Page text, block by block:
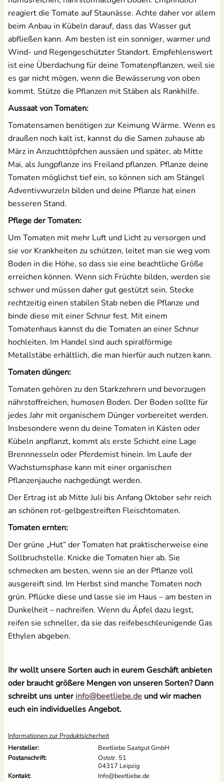
reagiert die Tomate auf Staunässe. Achte daher vor allem
beim Anbau in Kübeln darauf, dass das Wasser gut
abfließen kann. Am besten ist ein sonniger, warmer und
Wind- und Regengeschützter Standort. Empfehlenswert
ist eine Überdachung für deine Tomatenpflanzen, weil sie
es gar nicht mögen, wenn die Bewässerung von oben
kommt. Stütze die Pflanzen mit Stäben als Rankhilfe.
Aussaat von Tomaten:
Tomatensamen benötigen zur Keimung Wärme. Wenn es
draußen noch kalt ist, kannst du die Samen zuhause ab
März in Anzuchttöpfchen aussäen und später, ab Mitte
Mai, als Jungpflanze ins Freiland pflanzen. Pflanze deine
Tomaten möglichst tief ein, so können sich am Stängel
Adventivwurzeln bilden und deine Pflanze hat einen
besseren Stand.
Pflege der Tomaten:
Um Tomaten mit mehr Luft und Licht zu versorgen und
sie vor Krankheiten zu schützen, leitet man sie weg vom
Boden in die Höhe, so dass sie eine beachtliche Größe
erreichen können. Wenn sich Früchte bilden, werden sie
schwer und müssen daher gut gestützt sein. Stecke
rechtzeitig einen stabilen Stab neben die Pflanze und
binde diese mit einer Schnur fest. Mit einem
Tomatenhaus kannst du die Tomaten an einer Schnur
hochleiten. Im Handel sind auch spiralförmige
Metallstäbe erhältlich, die man hierfür auch nutzen kann.
Tomaten düngen:
Tomaten gehören zu den Starkzehrern und bevorzugen
nährstoffreichen, humosen Boden. Der Boden sollte für
jedes Jahr mit organischem Dünger vorbereitet werden.
Insbesondere wenn du deine Tomaten in Kästen oder
Kübeln anpflanzt, kommt als erste Schicht eine Lage
Brennnesseln oder Pferdemist hinein. Im Laufe der
Wachstumsphase kann mit einer organischen
Pflanzenjauche nachgedüngt werden.
Der Ertrag ist ab Mitte Juli bis Anfang Oktober sehr reich
an schönen rot-gelbgestreiften Fleischtomaten.
Tomaten ernten:
Der grüne „Hut“ der Tomaten hat praktischerweise eine
Sollbruchstelle. Knicke die Tomaten hier ab. Sie
schmecken am besten, wenn sie an der Pflanze voll
ausgereift sind. Im Herbst sind manche Tomaten noch
grün. Pflücke diese und lasse sie im Haus – am besten in
Dunkelheit – nachreifen. Wenn du Äpfel dazu legst,
reifen sie schneller, da sie das reifebeschleunigende Gas
Ethylen abgeben.
Ihr wollt unsere Sorten auch in eurem Geschäft anbieten
oder braucht größere Mengen von unseren Sorten? Dann
schreibt uns unterinfo@beetliebe.de und wir machen
euch ein individuelles Angebot.
Informationen zur Produktsicherheit
Hersteller:
Beetliebe Saatgut GmbH
Postanschrift:
Oststr. 51
04317 Leipzig
Kontakt:
Info@beetliebe.de